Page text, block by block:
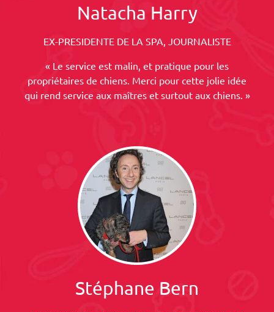
Natacha Harry
EX-PRESIDENTE DE LA SPA, JOURNALISTE
« Le service est malin, et pratique pour les
propriétaires de chiens. Merci pour cette jolie idée
qui rend service aux maîtres et surtout aux chiens. »
Stéphane Bern